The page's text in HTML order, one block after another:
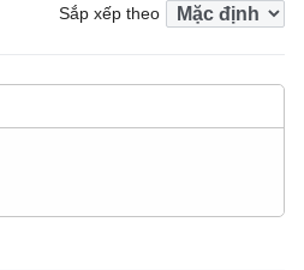
Sắp xếp theo